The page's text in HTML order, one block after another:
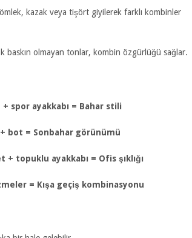
kazak veya tişört giyilerek farklı kombinler
baskın olmayan tonlar, kombin özgürlüğü sağlar.
spor ayakkabı = Bahar stili
bot = Sonbahar görünümü
topuklu ayakkabı = Ofis şıklığı
= Kışa geçiş kombinasyonu